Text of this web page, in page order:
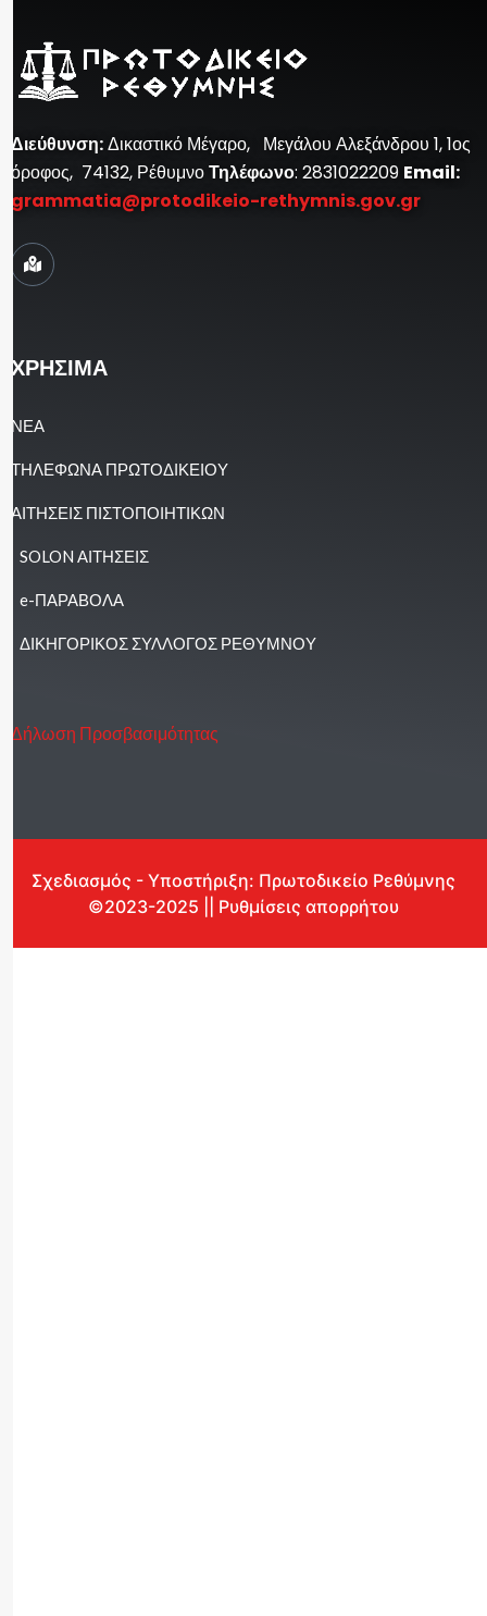
Διεύθυνση:Δικαστικό Μέγαρο, Μεγάλου Αλεξάνδρου 1, 1ος
όροφος, 74132, ΡέθυμνοΤηλέφωνο: 2831022209 Email:
grammatia@protodikeio-rethymnis.gov.gr
ΧΡΗΣΙΜΑ
ΝΕΑ
ΤΗΛΕΦΩΝΑ ΠΡΩΤΟΔΙΚΕΙΟΥ
ΑΙΤΗΣΕΙΣ ΠΙΣΤΟΠΟΙΗΤΙΚΩΝ
SOLON ΑΙΤΗΣΕΙΣ
e-ΠΑΡΑΒΟΛΑ
ΔΙΚΗΓΟΡΙΚΟΣ ΣΥΛΛΟΓΟΣ ΡΕΘΥΜΝΟΥ
Δήλωση Προσβασιμότητας
Σχεδιασμός - Υποστήριξη: Πρωτοδικείο Ρεθύμνης
©2023-2025 || Ρυθμίσεις απορρήτου